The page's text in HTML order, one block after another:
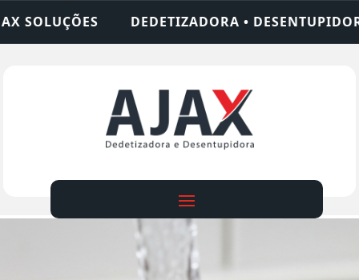
• DESENTUPIDORA • LIMPEZA DE FOSSA •